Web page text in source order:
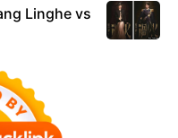
Linghe vs